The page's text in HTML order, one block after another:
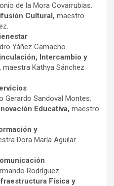
de la Mora Covarrubias.
Cultural, maestro
Yáñez Camacho.
Intercambio y
maestra Kathya Sánchez
Gerardo Sandoval Montes.
Educativa, maestro
y
Dora María Aguilar
Rodríguez.
Física y